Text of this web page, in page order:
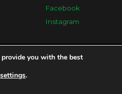
Facebook
Instagram
you with the best
settings.